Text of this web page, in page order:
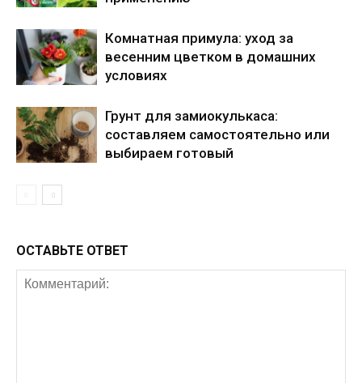
Комнатная примула: уход за
весенним цветком в домашних
условиях
Грунт для замиокулькаса:
составляем самостоятельно или
выбираем готовый
ОСТАВЬТЕ ОТВЕТ